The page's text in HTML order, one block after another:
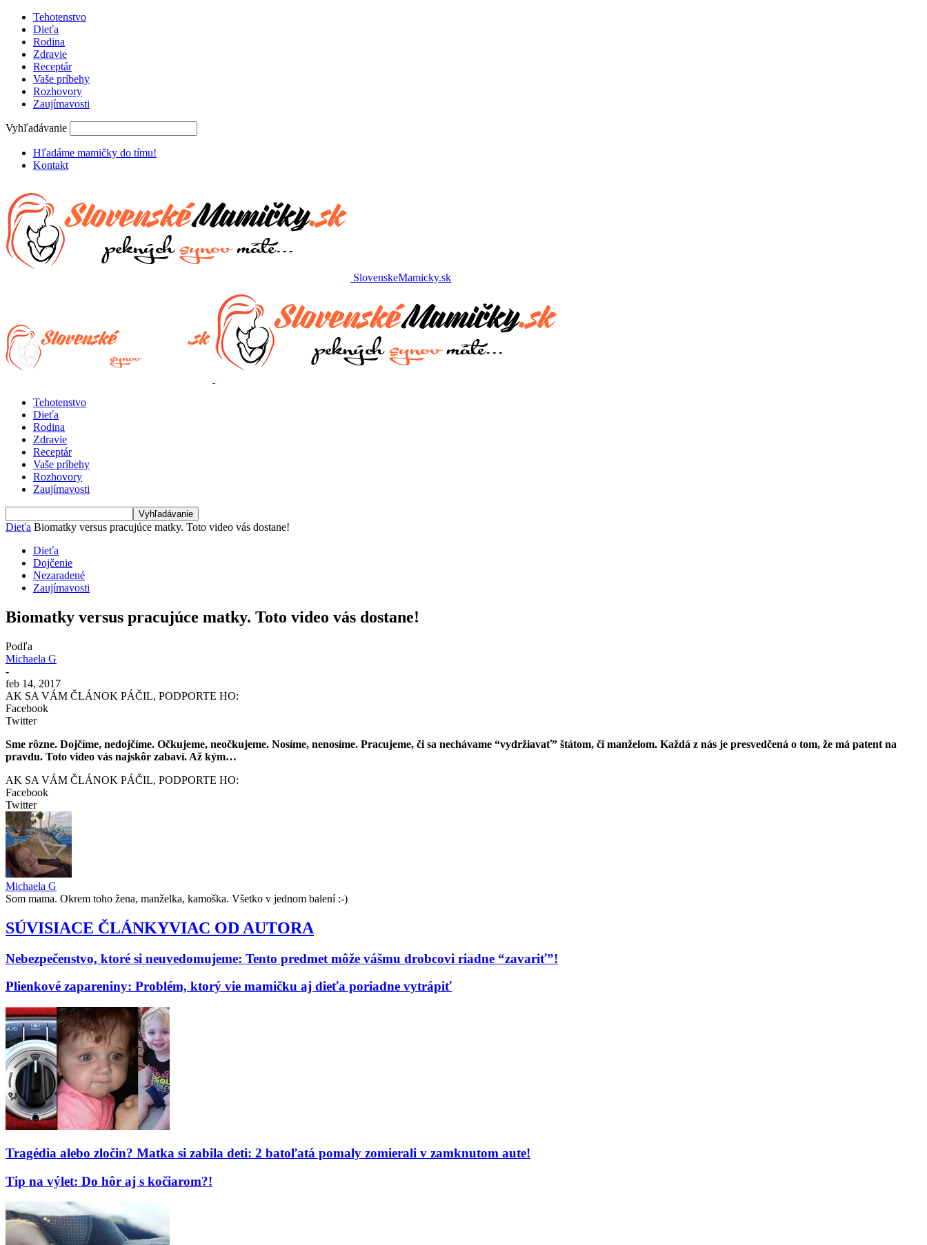
Tehotenstvo
Dieťa
Rodina
Zdravie
Receptár
Vaše príbehy
Rozhovory
Zaujímavosti
Vyhľadávanie
Hľadáme mamičky do tímu!
Kontakt
SlovenskeMamicky.sk
Tehotenstvo
Dieťa
Rodina
Zdravie
Receptár
Vaše príbehy
Rozhovory
Zaujímavosti
Dieťa Biomatky versus pracujúce matky. Toto video vás dostane!
Dieťa
Dojčenie
Nezaradené
Zaujímavosti
Biomatky versus pracujúce matky. Toto video vás dostane!
Podľa
Michaela G
-
feb 14, 2017
AK SA VÁM ČLÁNOK PÁČIL, PODPORTE HO:
Facebook
Twitter
Sme rôzne. Dojčíme, nedojčíme. Očkujeme, neočkujeme. Nosíme, nenosíme. Pracujeme, či sa nechávame “vydržiavať” štátom, či manželom. Každá z nás je presvedčená o tom, že má patent na
pravdu. Toto video vás najskôr zabaví. Až kým…
AK SA VÁM ČLÁNOK PÁČIL, PODPORTE HO:
Facebook
Twitter
Michaela G
Som mama. Okrem toho žena, manželka, kamoška. Všetko v jednom balení :-)
SÚVISIACE ČLÁNKYVIAC OD AUTORA
Nebezpečenstvo, ktoré si neuvedomujeme: Tento predmet môže vášmu drobcovi riadne “zavariť”!
Plienkové zapareniny: Problém, ktorý vie mamičku aj dieťa poriadne vytrápiť
Tragédia alebo zločin? Matka si zabila deti: 2 batoľatá pomaly zomierali v zamknutom aute!
Tip na výlet: Do hôr aj s kočiarom?!